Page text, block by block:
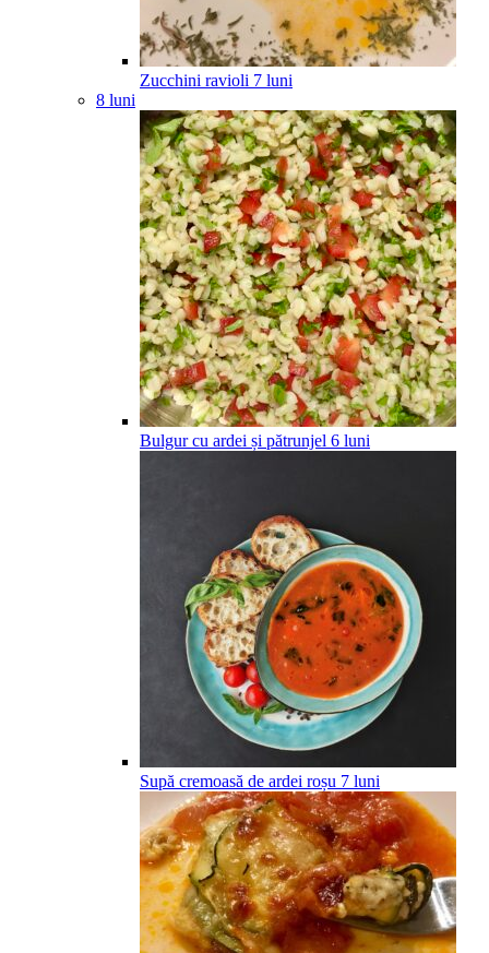
Zucchini ravioli 7 luni
8 luni
Bulgur cu ardei și pătrunjel 6 luni
Supă cremoasă de ardei roșu 7 luni